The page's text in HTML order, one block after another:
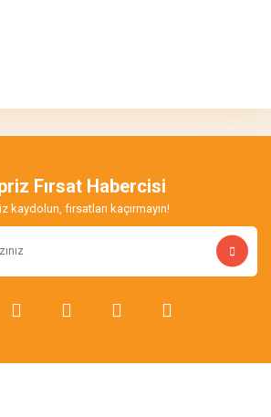
Yorum Yaz
bulunuyor.
daha pahalı.
alternatifler olmalı.
Fırsat Habercisi
kaydolun, fırsatları kaçırmayın!